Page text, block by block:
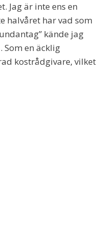
Jag är inte ens en
halvåret har vad som
kände jag
Som en äcklig
kostrådgivare, vilket